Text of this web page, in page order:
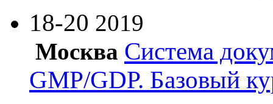
18-20 2019
Москва Система
GMP/GDP. Базовый